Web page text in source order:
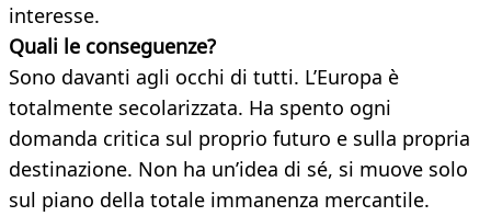
interesse.
Quali le conseguenze?
Sono davanti agli occhi di tutti. L’Europa è
totalmente secolarizzata. Ha spento ogni
domanda critica sul proprio futuro e sulla propria
destinazione. Non ha un’idea di sé, si muove solo
sul piano della totale immanenza mercantile.